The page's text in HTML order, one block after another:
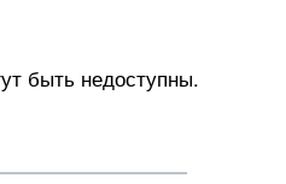
быть недоступны.